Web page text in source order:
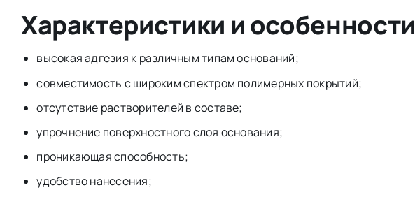
Характеристики и особенности
высокая адгезия к различным типам оснований;
совместимость с широким спектром полимерных покрытий;
отсутствие растворителей в составе;
упрочнение поверхностного слоя основания;
проникающая способность;
удобство нанесения;